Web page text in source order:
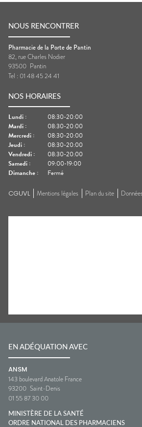
NOUS RENCONTRER
Pharmacie de la Porte de Pantin
82, rue Charles Nodier
93500 Pantin
Tel : 01 48 45 24 41
NOS HORAIRES
Lundi :
08:30-20:00
Mardi :
08:30-20:00
Mercredi :
08:30-20:00
Jeudi :
08:30-20:00
Vendredi :
08:30-20:00
Samedi :
09:00-19:00
Dimanche : Fermé
CGUVL Mentions légales Plan du site
EN ADÉQUATION AVEC
ANSM
143 boulevard Anatole France
93200 Saint-Denis
01 55 87 30 00
MINISTÈRE DE LA SANTÉ
ORDRE NATIONAL DES PHARMACIENS